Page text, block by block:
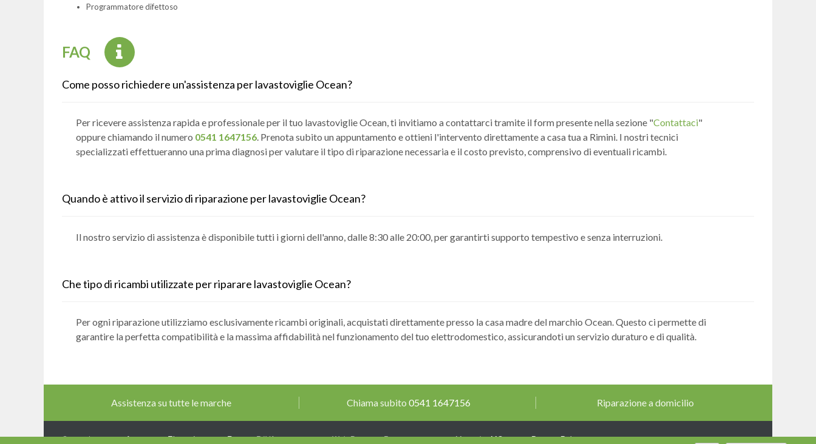
Programmatore difettoso
FAQ
Come posso richiedere un'assistenza per lavastoviglie Ocean?
Per ricevere assistenza rapida e professionale per il tuo lavastoviglie Ocean, ti invitiamo a contattarci tramite il form presente nella sezione "Contattaci"
oppure chiamando il numero 0541 1647156. Prenota subito un appuntamento e ottieni l'intervento direttamente a casa tua a Rimini. I nostri tecnici
specializzati effettueranno una prima diagnosi per valutare il tipo di riparazione necessaria e il costo previsto, comprensivo di eventuali ricambi.
Quando è attivo il servizio di riparazione per lavastoviglie Ocean?
Il nostro servizio di assistenza è disponibile tutti i giorni dell'anno, dalle 8:30 alle 20:00, per garantirti supporto tempestivo e senza interruzioni.
Che tipo di ricambi utilizzate per riparare lavastoviglie Ocean?
Per ogni riparazione utilizziamo esclusivamente ricambi originali, acquistati direttamente presso la casa madre del marchio Ocean. Questo ci permette di
garantire la perfetta compatibilità e la massima affidabilità nel funzionamento del tuo elettrodomestico, assicurandoti un servizio duraturo e di qualità.
Assistenza su tutte le marche Chiama subito 0541 1647156 Riparazione a domicilio
Copyright © 2026Assistenza Elettrodomestici Rimini- P.IVA 03677950366 - Web Design e Posizionamento sui Motori byMGvision-Privacy Policy